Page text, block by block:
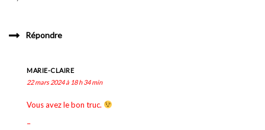
Répondre
MARIE-CLAIRE
22 mars 2024 à 18 h 34 min
Vous avez le bon truc.
–